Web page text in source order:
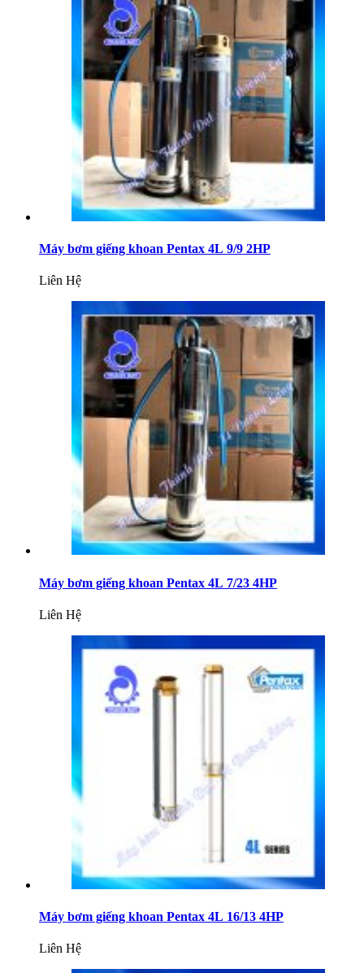
Máy bơm giếng khoan Pentax 4L 9/9 2HP
Liên Hệ
Máy bơm giếng khoan Pentax 4L 7/23 4HP
Liên Hệ
Máy bơm giếng khoan Pentax 4L 16/13 4HP
Liên Hệ